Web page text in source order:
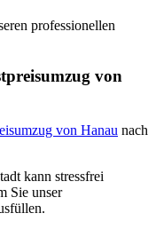
professionellen
von
von Hanau nach
kann stressfrei
Sie unser